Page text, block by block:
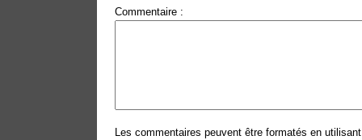
Commentaire :
Les commentaires peuvent être formatés en